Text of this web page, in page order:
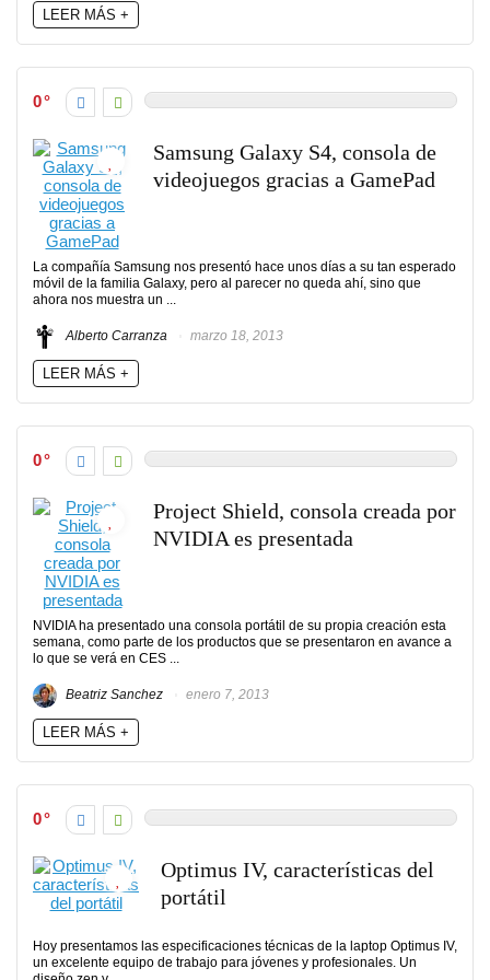
LEER MÁS +
0
Samsung Galaxy S4, consola de
videojuegos gracias a GamePad
La compañía Samsung nos presentó hace unos días a su tan esperado
móvil de la familia Galaxy, pero al parecer no queda ahí, sino que
ahora nos muestra un ...
Alberto Carranza marzo 18, 2013
LEER MÁS +
0
Project Shield, consola creada por
NVIDIA es presentada
NVIDIA ha presentado una consola portátil de su propia creación esta
semana, como parte de los productos que se presentaron en avance a
lo que se verá en CES ...
Beatriz Sanchez enero 7, 2013
LEER MÁS +
0
Optimus IV, características del
portátil
Hoy presentamos las especificaciones técnicas de la laptop Optimus IV,
un excelente equipo de trabajo para jóvenes y profesionales. Un